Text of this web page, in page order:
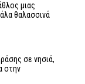
μιας
θαλασσινά
σε νησιά,
στην